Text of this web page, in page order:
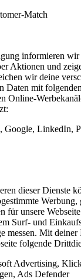
Match
informieren wir
Aktionen und
wir deine
Daten mit
Online-
Google, LinkedIn,
dieser Dienste
Werbung,
für unsere
Surf- und
messen. Mit
folgende
Advertising,
Ads Defender